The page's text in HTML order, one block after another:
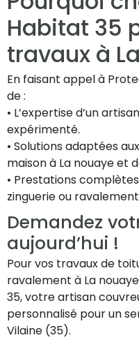
Habitat 35
travaux à
En faisant appel à
de :
• L’expertise d’un
expérimenté.
• Solutions adaptées
maison à La nouaye et
• Prestations
zinguerie ou
Demandez
aujourd’hui !
Pour vos travaux de
ravalement à La
35, votre artisan
personnalisé pour un
Vilaine (35).